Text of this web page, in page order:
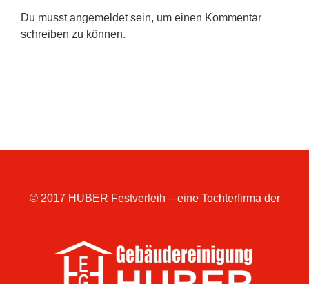
Du musstangemeldetsein, um einen Kommentar
schreiben zu können.
© 2017 HUBER Festverleih – eine Tochterfirma der